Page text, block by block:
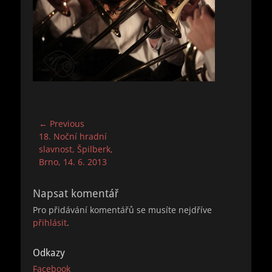
Navigace
pro
příspěvek
← Previous
Previous
post:
18. Noční hradní
slavnost, Špilberk,
Brno, 14. 6. 2013
Napsat komentář
Pro přidávání komentářů se musíte nejdříve
přihlásit.
Odkazy
Facebook